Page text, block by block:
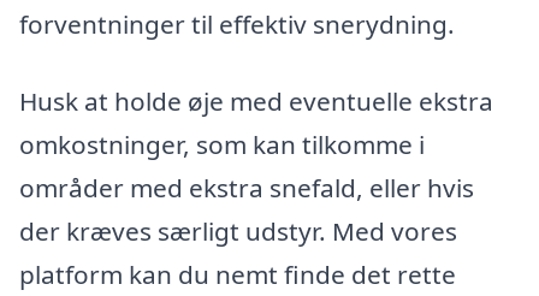
forventninger til effektiv snerydning.
Husk at holde øje med eventuelle ekstra
omkostninger, som kan tilkomme i
områder med ekstra snefald, eller hvis
der kræves særligt udstyr. Med vores
platform kan du nemt finde det rette